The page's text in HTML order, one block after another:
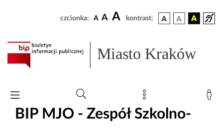
czcionka: A A A kontrast:
Miasto Kraków
BIP MJO - Zespół Szkolno-